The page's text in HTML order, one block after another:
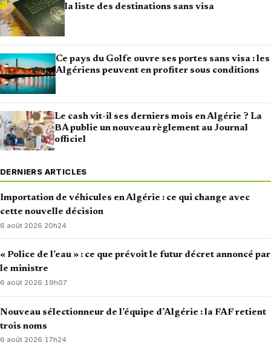
la liste des destinations sans visa
Ce pays du Golfe ouvre ses portes sans visa : les
Algériens peuvent en profiter sous conditions
Le cash vit-il ses derniers mois en Algérie ? La
BA publie un nouveau règlement au Journal
officiel
DERNIERS ARTICLES
Importation de véhicules en Algérie : ce qui change avec
cette nouvelle décision
6 août 2026·20h24
« Police de l’eau » : ce que prévoit le futur décret annoncé par
le ministre
6 août 2026·19h07
Nouveau sélectionneur de l’équipe d’Algérie : la FAF retient
trois noms
6 août 2026·17h24